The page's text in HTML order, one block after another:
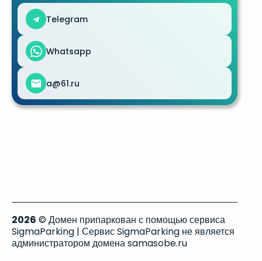
Telegram
Whatsapp
a@61.ru
2026 © Домен припаркован с помощью сервиса
SigmaParking | Сервис SigmaParking не является
администратором домена samasobe.ru